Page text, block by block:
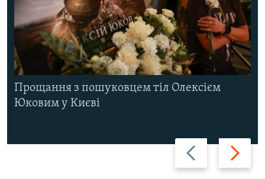
Назад Вперед
Прощання з пошуковцем тіл Олексієм
Юковим у Києві